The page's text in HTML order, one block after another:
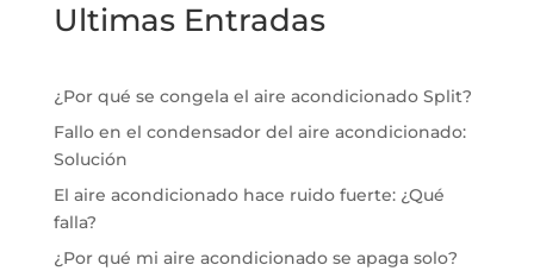
Ultimas Entradas
¿Por qué se congela el aire acondicionado Split?
Fallo en el condensador del aire acondicionado:
Solución
El aire acondicionado hace ruido fuerte: ¿Qué
falla?
¿Por qué mi aire acondicionado se apaga solo?